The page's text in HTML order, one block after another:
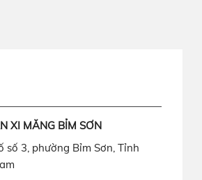
XI MĂNG BỈM SƠN
số 3, phường Bỉm Sơn, Tỉnh